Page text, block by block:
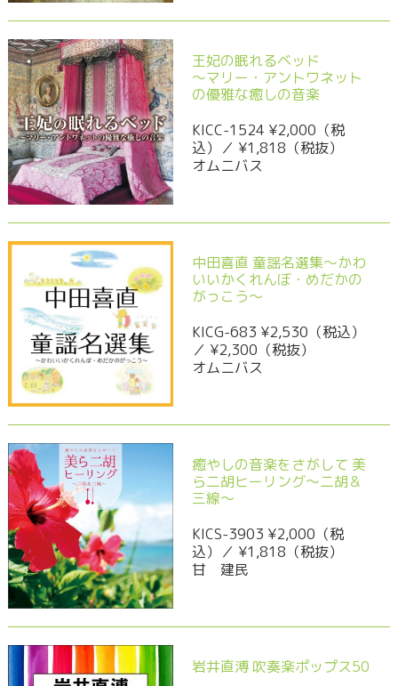
王妃の眠れるベッド
～マリー・アントワネット
の優雅な癒しの音楽
KICC-1524 ¥2,000（税
込）／ ¥1,818（税抜）
オムニバス
中田喜直 童謡名選集～かわ
いいかくれんぼ・めだかの
がっこう～
KICG-683 ¥2,530（税込）
／ ¥2,300（税抜）
オムニバス
癒やしの音楽をさがして 美
ら二胡ヒーリング～二胡＆
三線～
KICS-3903 ¥2,000（税
込）／ ¥1,818（税抜）
甘 建民
岩井直溥 吹奏楽ポップス50